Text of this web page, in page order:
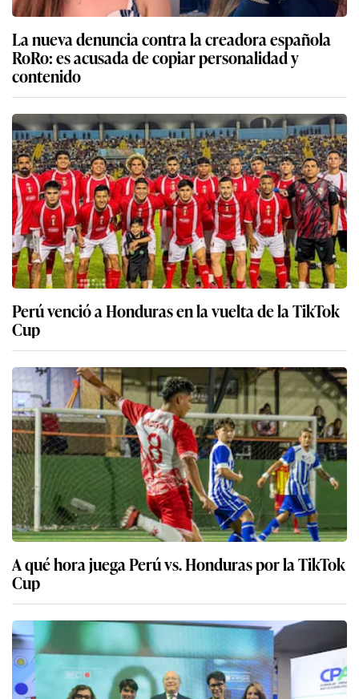
La nueva denuncia contra la creadora española
RoRo: es acusada de copiar personalidad y
contenido
Perú venció a Honduras en la vuelta de la TikTok
Cup
A qué hora juega Perú vs. Honduras por la TikTok
Cup